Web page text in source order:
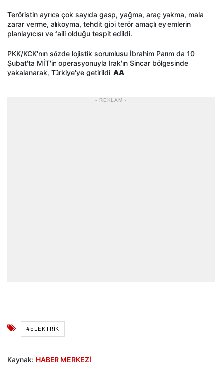
Teröristin ayrıca çok sayıda gasp, yağma, araç yakma, mala
zarar verme, alıkoyma, tehdit gibi terör amaçlı eylemlerin
planlayıcısı ve faili olduğu tespit edildi.
PKK/KCK'nın sözde lojistik sorumlusu İbrahim Parım da 10
Şubat'ta MİT'in operasyonuyla Irak'ın Sincar bölgesinde
yakalanarak, Türkiye'ye getirildi. AA
- REKLAM -
#ELEKTRIK
Kaynak: HABER MERKEZİ